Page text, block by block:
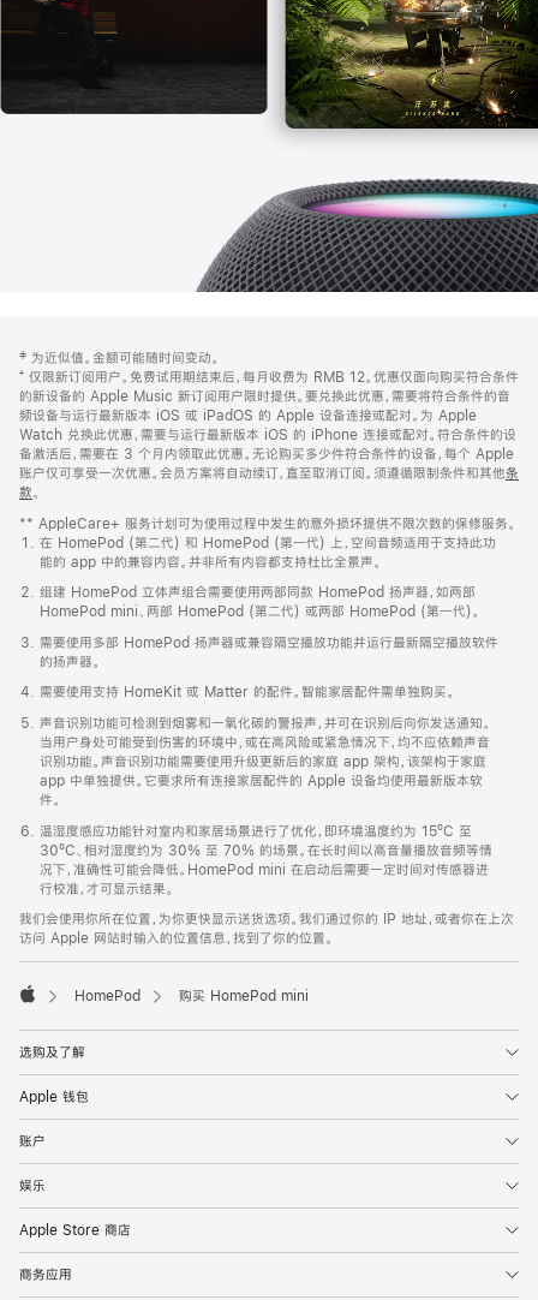
页
页
脚
注
‡ 为近似值。金额可能随时间变动。
⁺ 仅限新订阅用户。免费试用期结束后，每月收费为 RMB 12。优惠仅面向购买符合条件
的新设备的 Apple Music 新订阅用户限时提供。要兑换此优惠，需要将符合条件的音
频设备与运行最新版本 iOS 或 iPadOS 的 Apple 设备连接或配对。为 Apple
Watch 兑换此优惠，需要与运行最新版本 iOS 的 iPhone 连接或配对。符合条件的设
备激活后，需要在 3 个月内领取此优惠。无论购买多少件符合条件的设备，每个 Apple
账户仅可享受一次优惠。会员方案将自动续订，直至取消订阅。须遵循限制条件和其他条
款。
窗
口
中
打
开)
** AppleCare+ 服务计划可为使用过程中发生的意外损坏提供不限次数的保修服务。
在 HomePod (第二代) 和 HomePod (第一代) 上，空间音频适用于支持此功
能的 app 中的兼容内容。并非所有内容都支持杜比全景声。
组建 HomePod 立体声组合需要使用两部同款 HomePod 扬声器，如两部
HomePod mini、两部 HomePod (第二代) 或两部 HomePod (第一代)。
需要使用多部 HomePod 扬声器或兼容隔空播放功能并运行最新隔空播放软件
的扬声器。
需要使用支持 HomeKit 或 Matter 的配件。智能家居配件需单独购买。
声音识别功能可检测到烟雾和一氧化碳的警报声，并可在识别后向你发送通知。
当用户身处可能受到伤害的环境中，或在高风险或紧急情况下，均不应依赖声音
识别功能。声音识别功能需要使用升级更新后的家庭 app 架构，该架构于家庭
app 中单独提供。它要求所有连接家居配件的 Apple 设备均使用最新版本软
件。
温湿度感应功能针对室内和家居场景进行了优化，即环境温度约为 15ºC 至
30ºC、相对湿度约为 30% 至 70% 的场景。在长时间以高音量播放音频等情
况下，准确性可能会降低。HomePod mini 在启动后需要一定时间对传感器进
行校准，才可显示结果。
我们会使用你所在位置，为你更快显示送货选项。我们通过你的 IP 地址，或者你在上次
访问 Apple 网站时输入的位置信息，找到了你的位置。
HomePod 购买 HomePod mini
选购及了解
Apple 钱包
账户
娱乐
Apple Store 商店
商务应用